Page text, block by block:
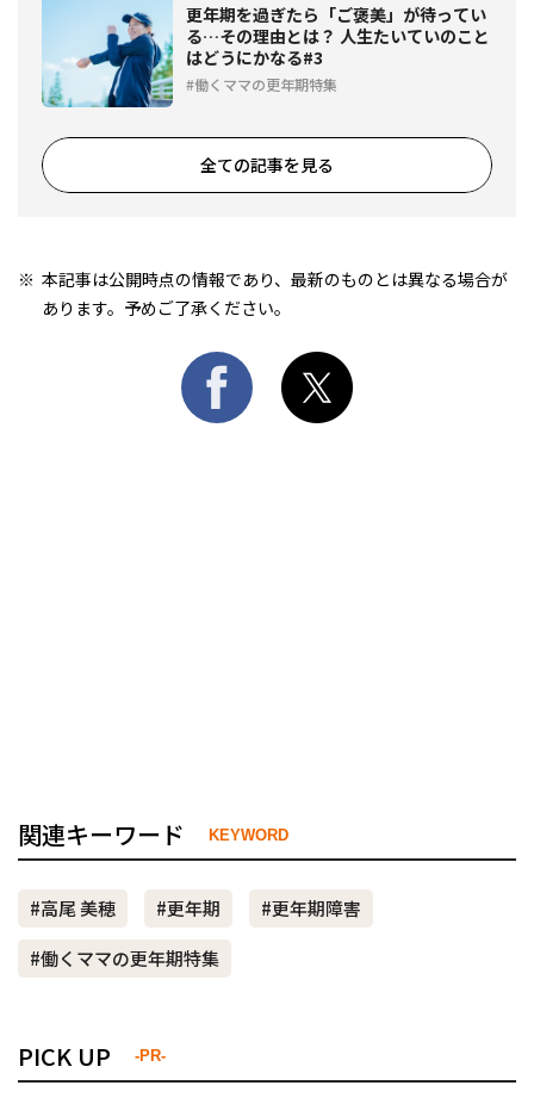
更年期を過ぎたら「ご褒美」が待ってい
る…その理由とは？ 人生たいていのこと
はどうにかなる#3
働くママの更年期特集
全ての記事を見る
本記事は公開時点の情報であり、最新のものとは異なる場合が
あります。予めご了承ください。
関連キーワード KEYWORD
#高尾 美穂 #更年期
#更年期障害
#働くママの更年期特集
PICK UP -PR-